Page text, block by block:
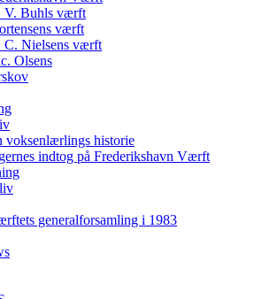
V. Buhls værft
værft
C. Nielsens værft
Olsens
voksenlærlings historie
indtog på Frederikshavn Værft
generalforsamling i 1983